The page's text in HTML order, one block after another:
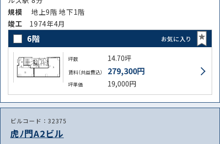
規模
地上9階 地下1階
竣⼯ 1974年4月
6階 お気に入り
坪数 14.70坪
賃料（共益費込） 279,300円
坪単価 19,000円
ビルコード：32375
虎ﾉ門A2ビル